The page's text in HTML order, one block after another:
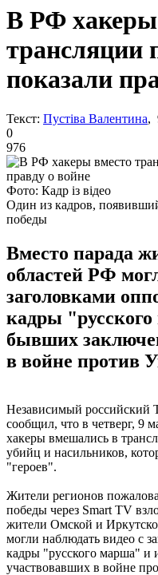
В РФ хакеры
трансляции
показали
Текст: Пустіва Валентина,
0
976
Фото: Кадр із відео
Один из кадров,
победы
Вместо парада
областей РФ
заголовками
кадры
бывших
в войне против
Независимый российский
сообщил, что в четверг, 9
хакеры вмешались в
убийц и насильников,
"героев".
Жители регионов
победы через Smart TV
жители Омской и
могли наблюдать видео с
кадры "русского марша" и
участвовавших в войне